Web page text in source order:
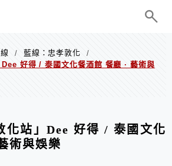
、世界走透透
/ 藍線：忠孝敦化
/
Dee 好得 / 泰國文化餐酒館 餐廳 · 藝術與
化站」Dee 好得 / 泰國文化
術與娛樂